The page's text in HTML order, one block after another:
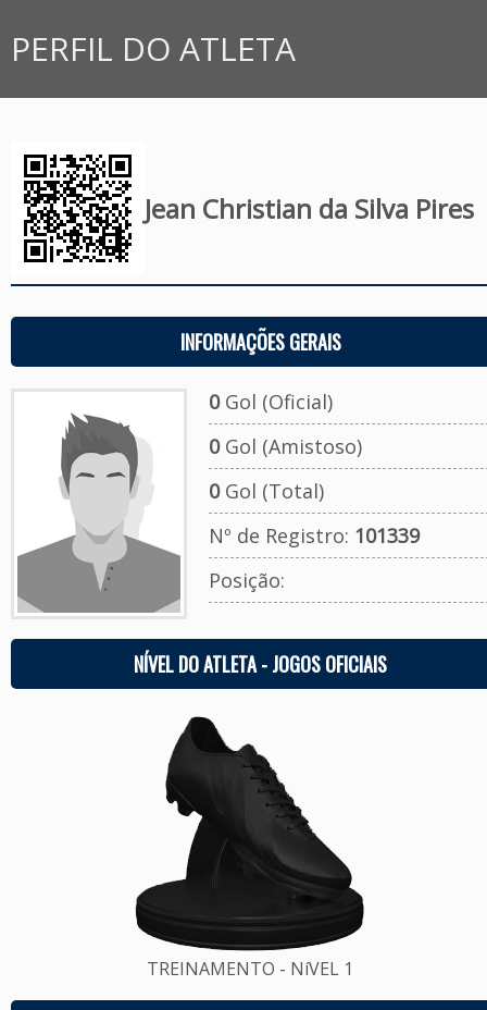
PERFIL DO ATLETA
Jean Christian da Silva Pires
INFORMAÇÕES GERAIS
0Gol (Oficial)
0Gol (Amistoso)
0Gol (Total)
Nº de Registro: 101339
Posição:
NÍVEL DO ATLETA - JOGOS OFICIAIS
TREINAMENTO - NíVEL 1